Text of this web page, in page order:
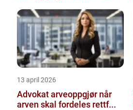
13 april 2026
Advokat arveoppgjør når
arven skal fordeles rettf...